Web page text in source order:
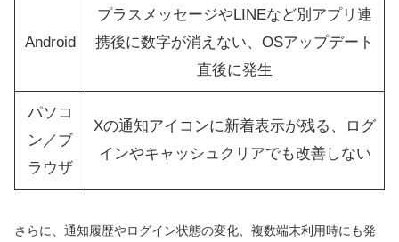
Android
プラスメッセージやLINEなど別アプリ連
携後に数字が消えない、OSアップデート
直後に発生
パソコ
ン／ブ
ラウザ
Xの通知アイコンに新着表示が残る、ログ
インやキャッシュクリアでも改善しない
さらに、通知履歴やログイン状態の変化、複数端末利用時にも発